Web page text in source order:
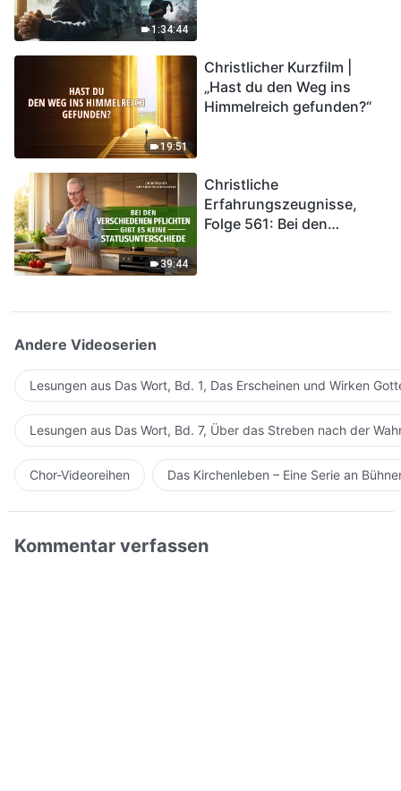
1:34:44
in das Königreich Gottes
eintreten?
19:51
Christlicher Kurzfilm |
„Hast du den Weg ins
Himmelreich gefunden?“
39:44
Christliche
Erfahrungszeugnisse,
Folge 561: Bei den
Andere Videoserien
Lesungen aus Das Wort, Bd. 1, Das Erscheinen und Wirken
Lesungen aus Das Wort, Bd. 7, Über das Streben nach der
Chor-Videoreihen Das Kirchenleben – Eine Serie an
Kommentar verfassen